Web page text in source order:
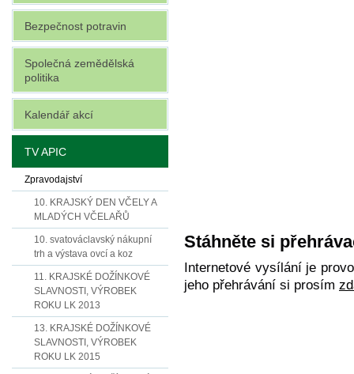
Stáhněte si
Internetové vysílání je
jeho přehrávání si prosím
Bezpečnost potravin
Společná zemědělská
politika
Kalendář akcí
TV APIC
Zpravodajství
10. KRAJSKÝ DEN VČELY A
MLADÝCH VČELAŘŮ
10. svatováclavský nákupní
trh a výstava ovcí a koz
11. KRAJSKÉ DOŽÍNKOVÉ
SLAVNOSTI, VÝROBEK
ROKU LK 2013
13. KRAJSKÉ DOŽÍNKOVÉ
SLAVNOSTI, VÝROBEK
ROKU LK 2015